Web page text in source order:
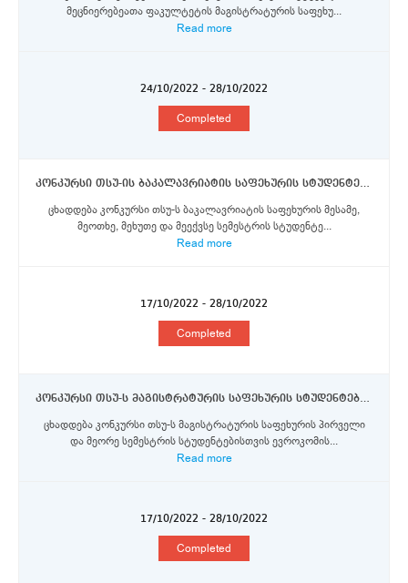
მეცნიერებეათა ფაკულტეტის მაგისტრატურის საფეხუ...
Read more
24/10/2022 - 28/10/2022
Completed
კონკურსი თსუ-ის ბაკალავრიატის საფეხურის სტუდენტებისთვის 2022-23 სასწავლო წლის გაზაფხულის სემესტრისათვის ერაზმუს+ პროგრამის სტიპენდიების მოსაპოვებლად
ცხადდება კონკურსი თსუ-ს ბაკალავრიატის საფეხურის მესამე,
მეოთხე, მეხუთე და მეექვსე სემესტრის სტუდენტე...
Read more
17/10/2022 - 28/10/2022
Completed
კონკურსი თსუ-ს მაგისტრატურის საფეხურის სტუდენტებისთვის 2022-23 სასწავლო წლის გაზაფხულის სემესტრისათვის ერაზმუს+ პროგრამის სტიპენდიების მოსაპოვებლად
ცხადდება კონკურსი თსუ-ს მაგისტრატურის საფეხურის პირველი
და მეორე სემესტრის სტუდენტებისთვის ევროკომის...
Read more
17/10/2022 - 28/10/2022
Completed